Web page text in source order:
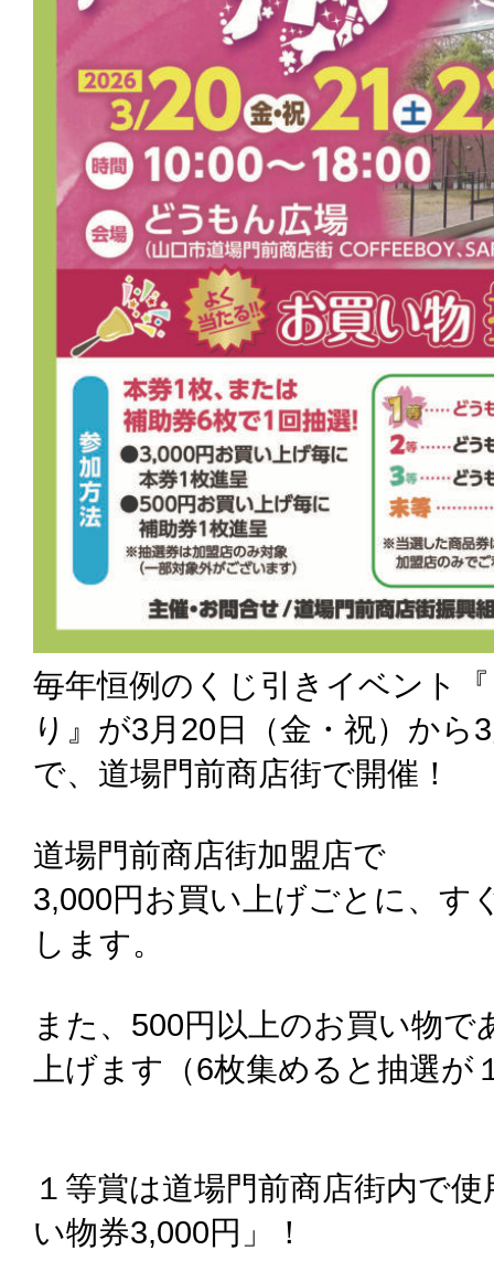
毎年恒例のくじ引きイベント
り』が3月20日（金・祝）から
で、道場門前商店街で開催！
道場門前商店街加盟店で
3,000円お買い上げごとに、す
します。
また、500円以上のお買い物
上げます（6枚集めると抽選が
１等賞は道場門前商店街内で
い物券3,000円」！